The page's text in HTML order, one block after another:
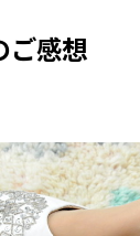
ご感想